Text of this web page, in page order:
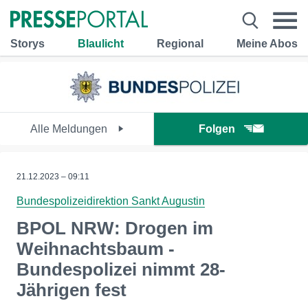
Storys Blaulicht Regional Meine Abos
Alle Meldungen Folgen
21.12.2023 – 09:11
Bundespolizeidirektion Sankt Augustin
BPOL NRW: Drogen im
Weihnachtsbaum -
Bundespolizei nimmt 28-
Jährigen fest